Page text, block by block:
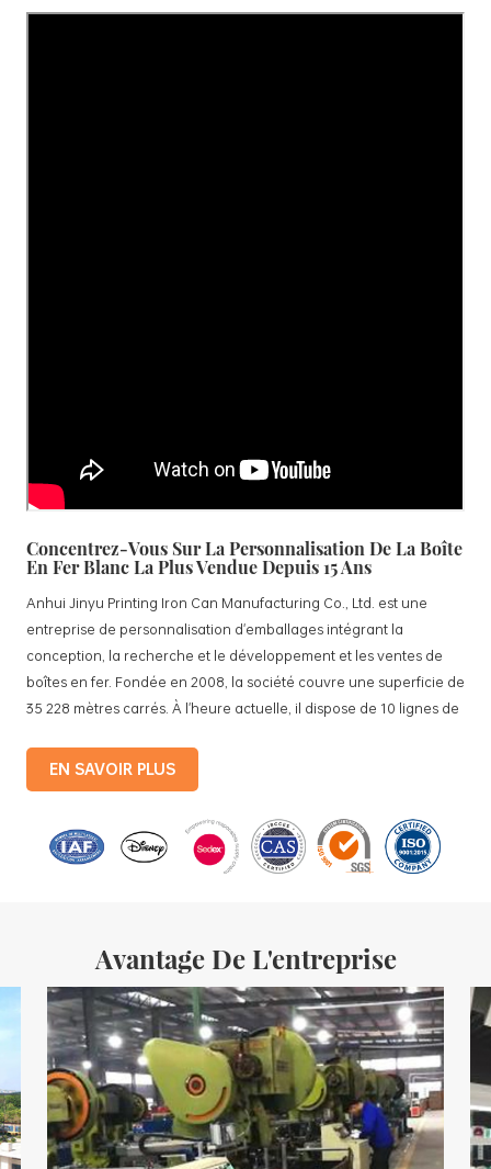
Concentrez-Vous Sur La Personnalisation De La Boîte
En Fer Blanc La Plus Vendue Depuis 15 Ans
Anhui Jinyu Printing Iron Can Manufacturing Co., Ltd. est une
entreprise de personnalisation d'emballages intégrant la
conception, la recherche et le développement et les ventes de
boîtes en fer. Fondée en 2008, la société couvre une superficie de
35 228 mètres carrés. À l'heure actuelle, il dispose de 10 lignes de
entièrement automatisées, avec une production mensuelle de 3,5
millions de boîtes en fer. Les produits de la société comprennent :
le thé, des boîtes en fer blanc pour cosmétiques, des boîtes en fer
blanc pour cadeaux promotionnels et des plateaux en fer blanc,
EN SAVOIR PLUS
Avantage De L'entreprise